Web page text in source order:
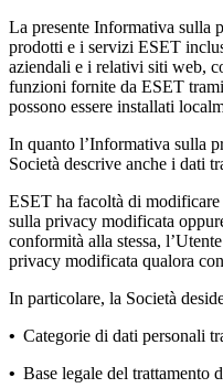
La presente Informativa sulla
prodotti e i servizi ESET
aziendali e i relativi siti web,
funzioni fornite da ESET
possono essere installati
In quanto l’Informativa sulla
Società descrive anche i dati
ESET ha facoltà di
sulla privacy modificata
conformità alla stessa,
privacy modificata qualora
In particolare, la Società
• Categorie di dati personali
• Base legale del trattamento